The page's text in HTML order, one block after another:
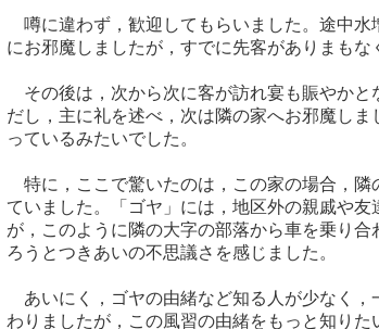
噂に違わず，歓迎してもらいました。途中水
にお邪魔しましたが，すでに先客がありまもな
その後は，次から次に客が訪れ宴も賑やかと
だし，主に礼を述べ，次は隣の家へお邪魔し
っているみたいでした。
特に，ここで驚いたのは，この家の場合，隣
ていました。「ゴヤ」には，地区外の親戚や
が，このように隣の大字の部落から車を乗り
ろうとつきあいの不思議さを感じました。
あいにく，ゴヤの由緒など知る人が少なく，
わりましたが，この風習の由緒をもっと知りた